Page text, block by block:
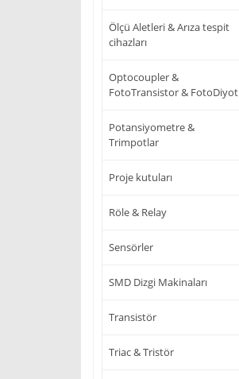
Ölçü Aletleri & Arıza tespit
cihazları
Optocoupler &
FotoTransistor & FotoDiyot
Potansiyometre &
Trimpotlar
Proje kutuları
Röle & Relay
Sensörler
SMD Dizgi Makinaları
Transistör
Triac & Tristör